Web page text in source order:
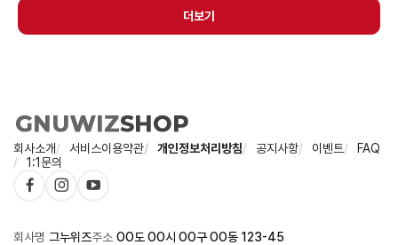
더보기
회사소개 서비스이용약관 개인정보처리방침 공지사항 이벤트
FAQ
1:1문의
회사명 그누위즈주소 OO도 OO시 OO구 OO동 123-45